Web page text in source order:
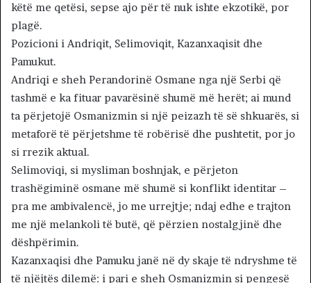
këtë me qetësi, sepse ajo për të nuk ishte ekzotikë, por
plagë.
Pozicioni i Andriqit, Selimoviqit, Kazanxaqisit dhe
Pamukut.
Andriqi e sheh Perandorinë Osmane nga një Serbi që
tashmë e ka fituar pavarësinë shumë më herët; ai mund
ta përjetojë Osmanizmin si një peizazh të së shkuarës, si
metaforë të përjetshme të robërisë dhe pushtetit, por jo
si rrezik aktual.
Selimoviqi, si mysliman boshnjak, e përjeton
trashëgiminë osmane më shumë si konflikt identitar –
pra me ambivalencë, jo me urrejtje; ndaj edhe e trajton
me një melankoli të butë, që përzien nostalgjinë dhe
dëshpërimin.
Kazanxaqisi dhe Pamuku janë në dy skaje të ndryshme të
të njëjtës dilemë: i pari e sheh Osmanizmin si pengesë